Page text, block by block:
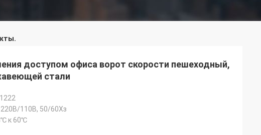
доступом офиса ворот скорости пешеходный,
стали
110В, 50/60Хз
к 60℃